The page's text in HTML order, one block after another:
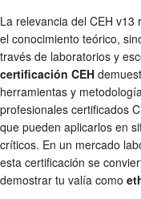
La relevancia del CEH
el conocimiento teórico,
través de laboratorios y
certificación CEH
herramientas y
profesionales certificados
que pueden aplicarlos en
críticos. En un mercado
esta certificación se
demostrar tu valía como